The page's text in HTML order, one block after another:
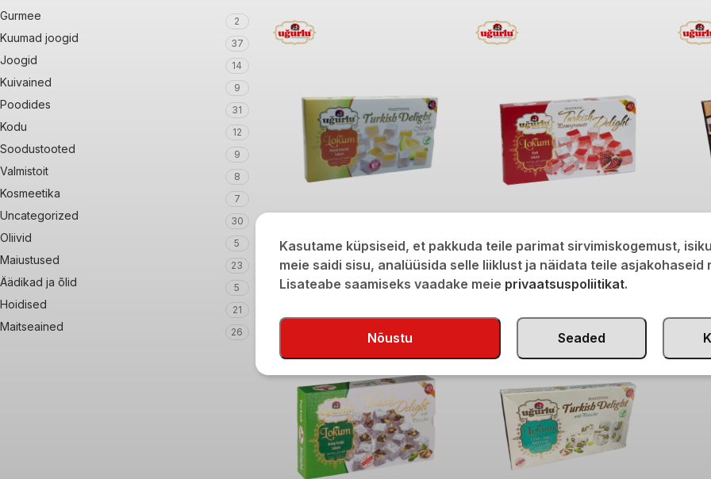
Gurmee 2
Kuumad joogid 37
Joogid 14
Kuivained 9
Poodides 31
Kodu 12
Soodustooted 9
Valmistoit 8
Kosmeetika 7
Uncategorized 30
Oliivid 5
Maiustused 23
Äädikad ja õlid 5
Hoidised 21
Maitseained 26
Ugurlu melonimaitseline lokum 350g
€5,40
Ugurlu granaatõunamaitseline lokum
350g
€5,40
€8,20
Kasutame küpsiseid, et pakkuda teile parimat sirvimiskogemust,
meie saidi sisu, analüüsida selle liiklust ja näidata teile asjakohaseid
Lisateabe saamiseks vaadake meie privaatsuspoliitikat.
Nõustu Seaded